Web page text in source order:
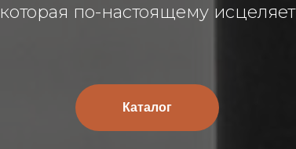
которая по-настоящему исцеляет
Каталог